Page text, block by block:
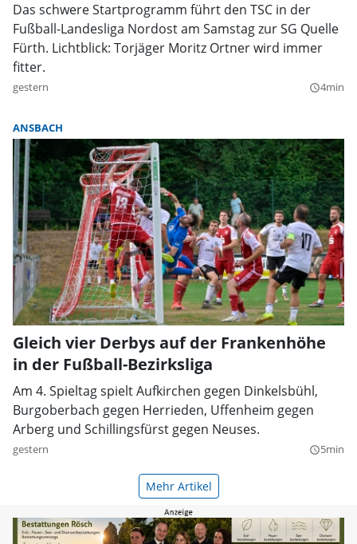
Das schwere Startprogramm führt den TSC in der
Fußball-Landesliga Nordost am Samstag zur SG Quelle
Fürth. Lichtblick: Torjäger Moritz Ortner wird immer
fitter.
gestern query_builder4min
ANSBACH
Gleich vier Derbys auf der Frankenhöhe
in der Fußball-Bezirksliga
Am 4. Spieltag spielt Aufkirchen gegen Dinkelsbühl,
Burgoberbach gegen Herrieden, Uffenheim gegen
Arberg und Schillingsfürst gegen Neuses.
gestern query_builder5min
Mehr Artikel